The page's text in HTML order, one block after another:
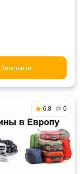
Замовити
6.8 0